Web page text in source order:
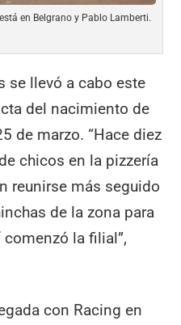
en Belgrano y Pablo Lamberti.
se llevó a cabo este
del nacimiento de
de marzo. “Hace diez
chicos en la pizzería
reunirse más seguido
de la zona para
la filial”,
con Racing en